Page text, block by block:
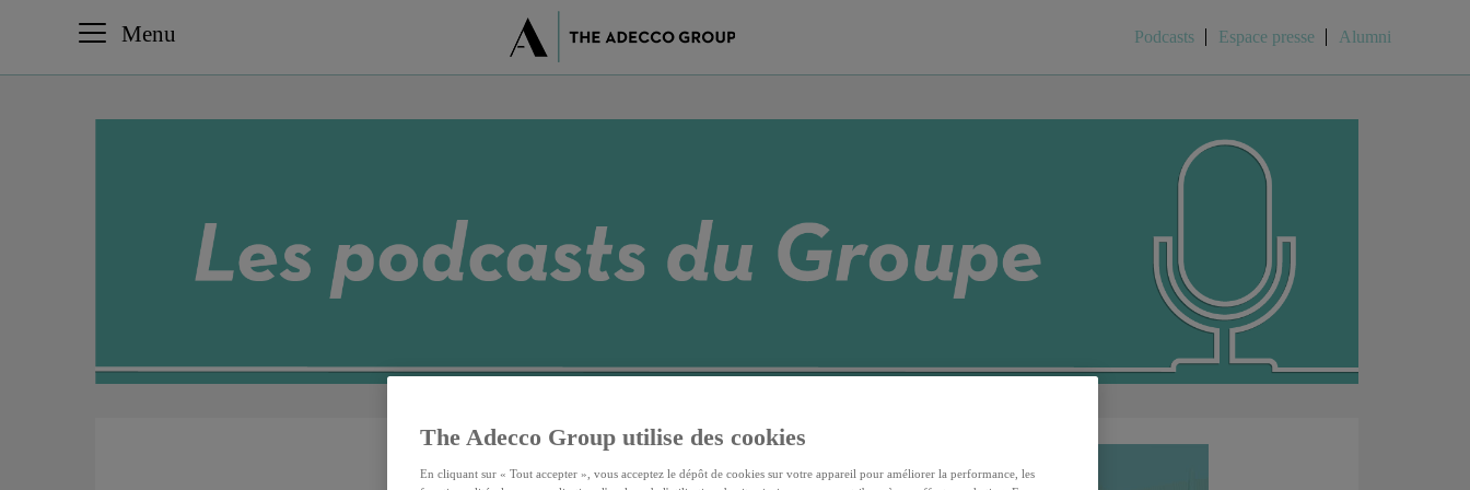
Menu Podcasts Espace presse Alumni
The Adecco Group utilise des cookies
En cliquant sur « Tout accepter », vous acceptez le dépôt de cookies sur votre appareil pour améliorer la performance, les